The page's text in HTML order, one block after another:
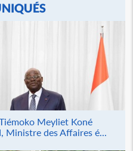
Meyliet Koné
Ministre des Affaires é...